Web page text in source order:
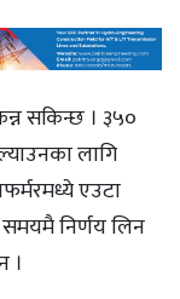
सकिन्छ । ३५०
लागि
एउटा
समयमै निर्णय लिन
।